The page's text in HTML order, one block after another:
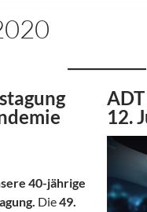
40-jährige
Die49.
12.